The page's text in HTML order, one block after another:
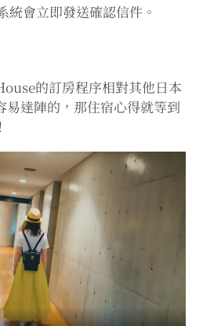
統會立即發送確認信件。
的訂房程序相對其他日本
易達陣的，那住宿心得就等到